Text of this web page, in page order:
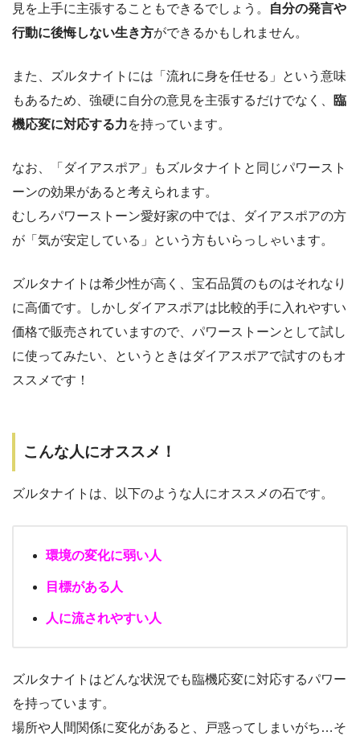
見を上手に主張することもできるでしょう。
自分の発言や
行動に後悔しない生き方ができるかもしれません。
また、ズルタナイトには「流れに身を任せる」という意味
もあるため、強硬に自分の意見を主張するだけでなく、
臨
機応変に対応する力を持っています。
なお、「ダイアスポア」もズルタナイトと同じパワースト
ーンの効果があると考えられます。
むしろパワーストーン愛好家の中では、ダイアスポアの方
が「気が安定している」という方もいらっしゃいます。
ズルタナイトは希少性が高く、宝石品質のものはそれなり
に高価です。しかしダイアスポアは比較的手に入れやすい
価格で販売されていますので、パワーストーンとして試し
に使ってみたい、というときはダイアスポアで試すのもオ
ススメです！
こんな人にオススメ！
ズルタナイトは、以下のような人にオススメの石です。
環境の変化に弱い人
目標がある人
人に流されやすい人
ズルタナイトはどんな状況でも臨機応変に対応するパワー
を持っています。
場所や人間関係に変化があると、戸惑ってしまいがち…そ